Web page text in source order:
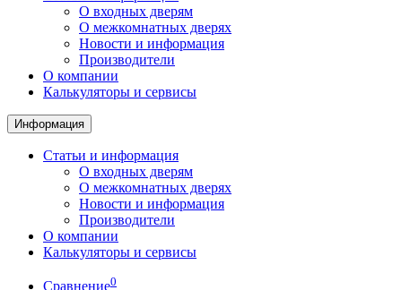
О входных дверям
О межкомнатных дверях
Новости и информация
Производители
О компании
Калькуляторы и сервисы
Информация
Статьи и информация
О входных дверям
О межкомнатных дверях
Новости и информация
Производители
О компании
Калькуляторы и сервисы
Сравнение0